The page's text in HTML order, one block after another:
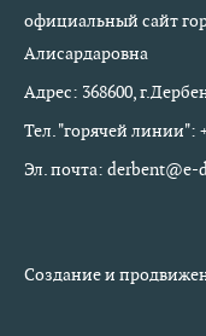
официальный сайт
Алисардаровна
Адрес: 368600,
Тел. "горячей линии":
Эл. почта: derbent@e-
Создание и